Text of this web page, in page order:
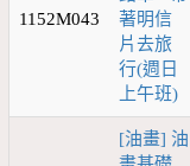
1152M043
著明信
片去旅
行(週日
上午班)
[油畫] 油